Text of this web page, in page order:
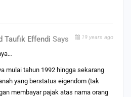
Taufik Effendi Says 19 years ago
mulai tahun 1992 hingga sekarang
yang berstatus eigendom (tak
membayar pajak atas nama orang